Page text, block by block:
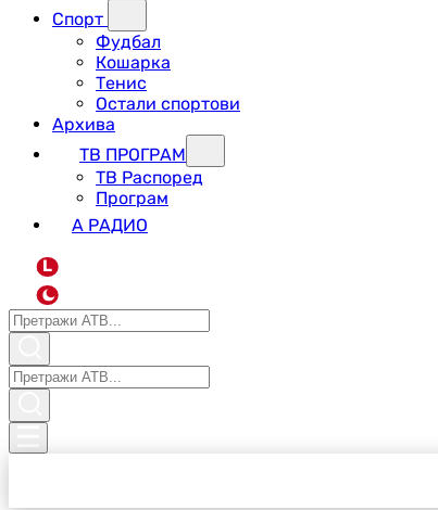
Спорт
Фудбал
Кошарка
Тенис
Остали спортови
Архива
ТВ ПРОГРАМ
ТВ Распоред
Програм
А РАДИО
L